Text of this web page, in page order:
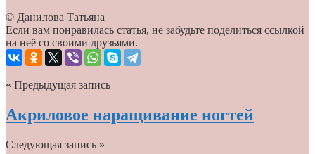
© Данилова Татьяна
Если вам понравилась статья, не забудьте поделиться ссылкой
на неё со своими друзьями.
« Предыдущая запись
Акриловое наращивание ногтей
Следующая запись »